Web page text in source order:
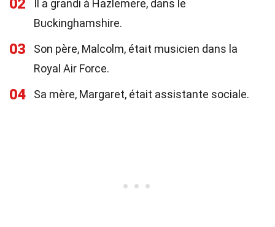
02
Il a grandi à Hazlemere, dans le
Buckinghamshire.
03
Son père, Malcolm, était musicien dans la
Royal Air Force.
04 Sa mère, Margaret, était assistante sociale.